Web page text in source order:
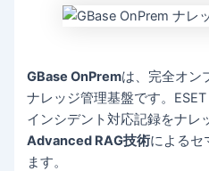
GBase OnPremは、完全オン
ナレッジ管理基盤です。
インシデント対応記録をナレ
Advanced RAG技術によるセ
ます。